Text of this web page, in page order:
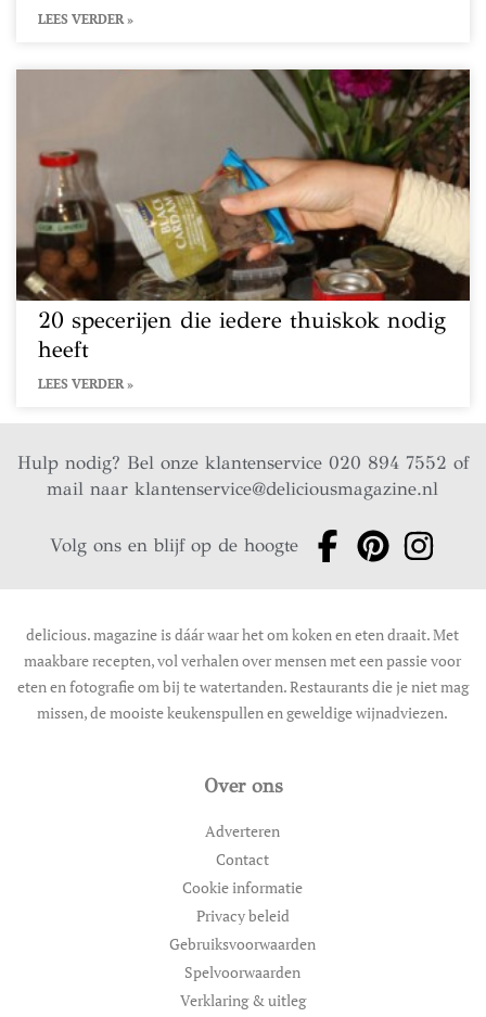
LEES VERDER »
20 specerijen die iedere thuiskok nodig
heeft
LEES VERDER »
Hulp nodig? Bel onze klantenservice 020 894 7552 of
mail naarklantenservice@deliciousmagazine.nl
Volg ons en blijf op de hoogte
delicious. magazine is dáár waar het om koken en eten draait. Met
maakbare recepten, vol verhalen over mensen met een passie voor
eten en fotografie om bij te watertanden. Restaurants die je niet mag
missen, de mooiste keukenspullen en geweldige wijnadviezen.
Over ons
Adverteren
Contact
Cookie informatie
Privacy beleid
Gebruiksvoorwaarden
Spelvoorwaarden
Verklaring & uitleg